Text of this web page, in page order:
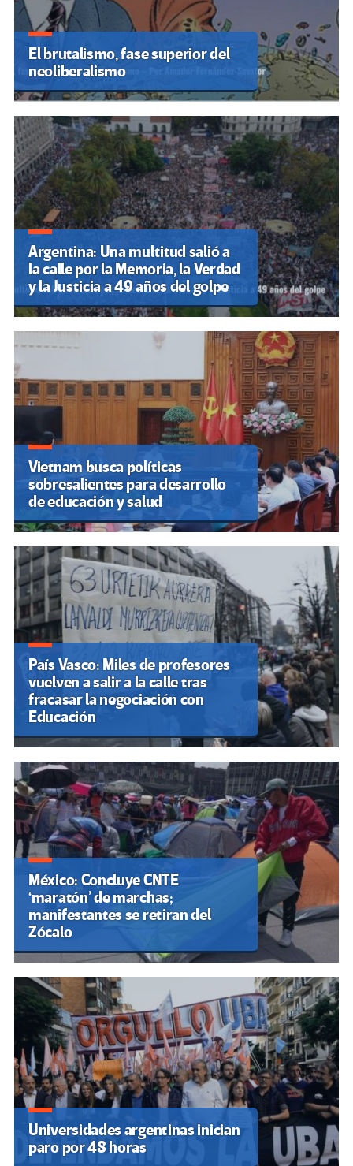
El brutalismo, fase superior del
neoliberalismo
Argentina: Una multitud salió a
la calle por la Memoria, la Verdad
y la Justicia a 49 años del golpe
Vietnam busca políticas
sobresalientes para desarrollo
de educación y salud
País Vasco: Miles de profesores
vuelven a salir a la calle tras
fracasar la negociación con
Educación
México: Concluye CNTE
‘maratón’ de marchas;
manifestantes se retiran del
Zócalo
Universidades argentinas inician
paro por 48 horas